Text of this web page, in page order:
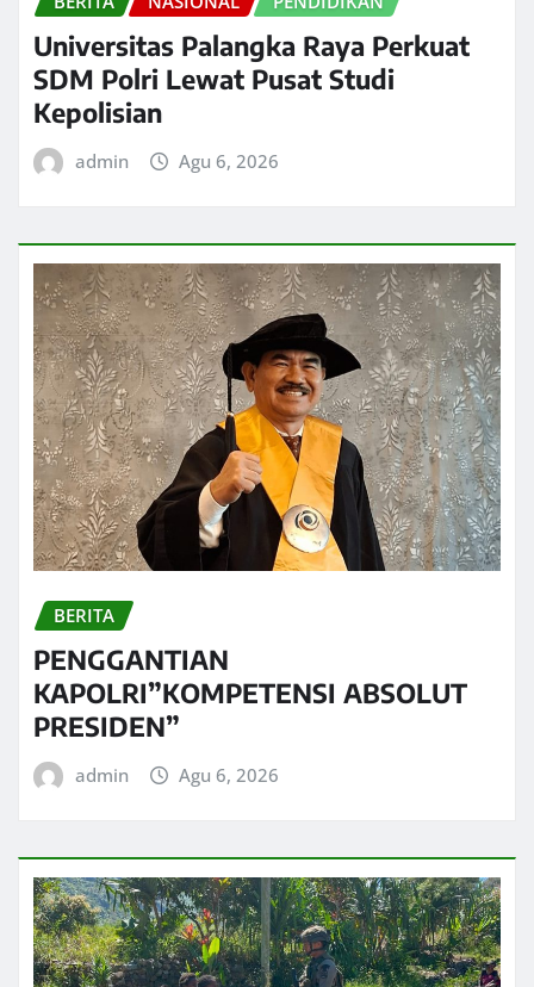
Universitas Palangka Raya Perkuat
SDM Polri Lewat Pusat Studi
Kepolisian
admin Agu 6, 2026
BERITA
PENGGANTIAN
KAPOLRI”KOMPETENSI ABSOLUT
PRESIDEN”
admin Agu 6, 2026